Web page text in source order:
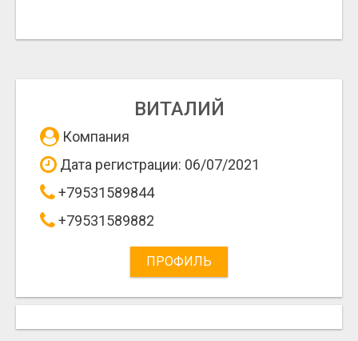
ВИТАЛИЙ
Компания
Дата регистрации: 06/07/2021
+79531589844
+79531589882
ПРОФИЛЬ